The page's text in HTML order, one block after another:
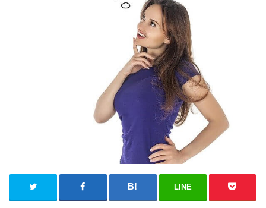
LINE